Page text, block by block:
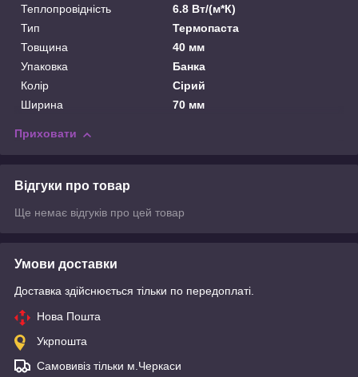
Теплопровідність
6.8 Вт/(м*К)
Тип
Термопаста
Товщина
40 мм
Упаковка
Банка
Колір
Сірий
Ширина
70 мм
Приховати
Відгуки про товар
Ще немає відгуків про цей товар
Умови доставки
Доставка здійснюється тільки по передоплаті.
Нова Пошта
Укрпошта
Самовивіз тільки м.Черкаси